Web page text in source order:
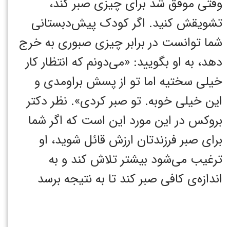
وقتی موفق شد برای چیزی صبر کند،
تشویقش کنید. اگر کودک پیش‌دبستانی
شما توانست در برابر چیزی صبوری به خرج
دهد، به او بگویید: «می‌دونم که انتظار کار
خیلی سختیه اما تو از پسش براومدی و
این خیلی خوبه. تو صبر کردی». نظر دکتر
بروکس در این مورد این است که اگر شما
برای صبر فرزندتان ارزش قائل شوید، او
ترغیب می‌شود بیشتر تلاش کند و به
اندازه‌ی کافی صبر کند تا به نتیجه برسد